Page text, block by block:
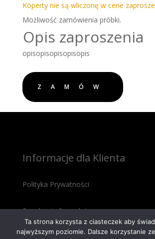
Koperty nie są wliczonę w cene
Możliwość zamówienia próbki.
Opis zaproszenia
opisopisopisopisopis
ZAMÓW
Informacje dla Klienta
Polityka Prywatności
Regulamin Sprzedaży
Ta strona korzysta z ciasteczek aby
najwyższym poziomie. Dalsze korzystanie